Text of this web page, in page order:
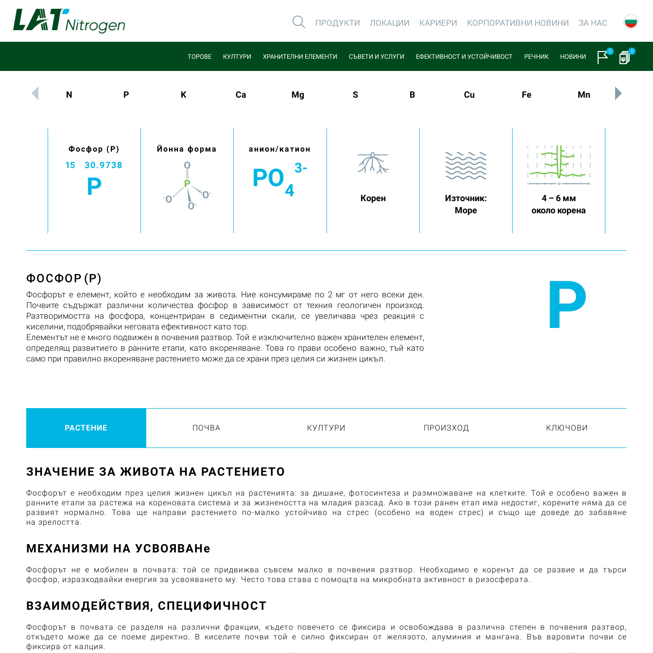
ПРОДУКТИ ЛОКАЦИИ КАРИЕРИ КОРПОРАТИВНИ НОВИНИ ЗА НАС
ТОРОВЕ КУЛТУРИ ХРАНИТЕЛНИ ЕЛЕМЕНТИ СЪВЕТИ И УСЛУГИ ЕФЕКТИВНОСТ И УСТОЙЧИВОСТ РЕЧНИК НОВИНИ
0 0
N P K Ca Mg S B Cu Fe Mn
Фосфор (P)
15 30.9738
P
Йонна форма анион/катион
PO4
3-
Корен
Източник:
Море
4 – 6 мм
около корена
ФОСФОР (P)
Фосфорът е елемент, който е необходим за живота. Ние консумираме по 2 мг от него всеки ден.
Почвите съдържат различни количества фосфор в зависимост от техния геологичен произход.
Разтворимостта на фосфора, концентриран в седиментни скали, се увеличава чрез реакция с
киселини, подобрявайки неговата ефективност като тор.
Елементът не е много подвижен в почвения разтвор. Той е изключително важен хранителен елемент,
определящ развитието в ранните етапи, като вкореняване. Това го прави особено важно, тъй като
само при правилно вкореняване растението може да се храни през целия си жизнен цикъл.
P
РАСТЕНИЕ ПОЧВА КУЛТУРИ ПРОИЗХОД КЛЮЧОВИ
ЗНАЧЕНИЕ ЗА ЖИВОТА НА РАСТЕНИЕТО
Фосфорът е необходим през целия жизнен цикъл на растенията: за дишане, фотосинтеза и размножаване на клетките. Той е особено важен в
ранните етапи за растежа на кореновата система и за жизнеността на младия разсад. Ако в този ранен етап има недостиг, корените няма да се
развият нормално. Това ще направи растението по-малко устойчиво на стрес (особено на воден стрес) и също ще доведе до забавяне
на зрелостта.
МЕХАНИЗМИ НА УСВОЯВАНе
Фосфорът не е мобилен в почвата: той се придвижва съвсем малко в почвения разтвор. Необходимо е коренът да се развие и да търси
фосфор, изразходвайки енергия за усвояването му. Често това става с помощта на микробната активност в ризосферата.
ВЗАИМОДЕЙСТВИЯ, СПЕЦИФИЧНОСТ
Фосфорът в почвата се разделя на различни фракции, където повечето се фиксира и освобождава в различна степен в почвения разтвор,
откъдето може да се поеме директно.
В киселите почви той е силно фиксиран от желязото, алуминия и мангана.
Във варовити почви се
фиксира от калция.